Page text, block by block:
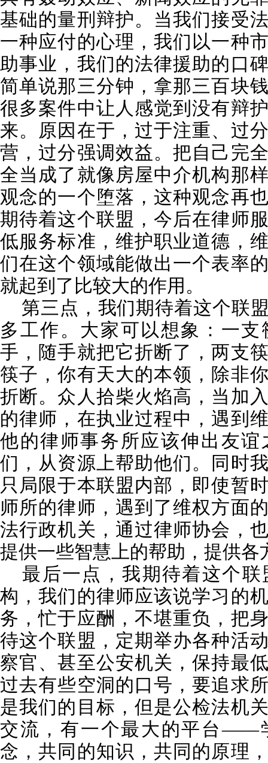
基础的量刑辩护。当我们接受
一种应付的心理，我们以一种
助事业，我们的法律援助的口
简单说那三分钟，拿那三百块
很多案件中让人感觉到没有辩
来。原因在于，过于注重、过
营，过分强调效益。把自己完
全当成了就像房屋中介机构那
观念的一个堕落，这种观念再
期待着这个联盟，今后在律师
低服务标准，维护职业道德，
们在这个领域能做出一个表率
就起到了比较大的作用。
第三点，我们期待着这个联
多工作。大家可以想象：一
手，随手就把它折断了，两支
筷子，你有天大的本领，除非
折断。众人拾柴火焰高，当加
的律师，在执业过程中，遇到
他的律师事务所应该伸出友
们，从资源上帮助他们。同时
只局限于本联盟内部，即使暂
师所的律师，遇到了维权方面
法行政机关，通过律师协会，
提供一些智慧上的帮助，提供各
最后一点，我期待着这个
构，我们的律师应该说学习的
务，忙于应酬，不堪重负，把
待这个联盟，定期举办各种活
察官、甚至公安机关，保持最
过去有些空洞的口号，要追求
是我们的目标，但是公检法机
交流，有一个最大的平台——
念，共同的知识，共同的原理